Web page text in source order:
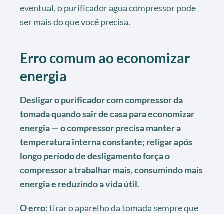
eventual, o purificador agua compressor pode
ser mais do que você precisa.
Erro comum ao economizar
energia
Desligar o purificador com compressor da
tomada quando sair de casa para economizar
energia — o compressor precisa manter a
temperatura interna constante; religar após
longo período de desligamento força o
compressor a trabalhar mais, consumindo mais
energia e reduzindo a vida útil.
O erro: tirar o aparelho da tomada sempre que